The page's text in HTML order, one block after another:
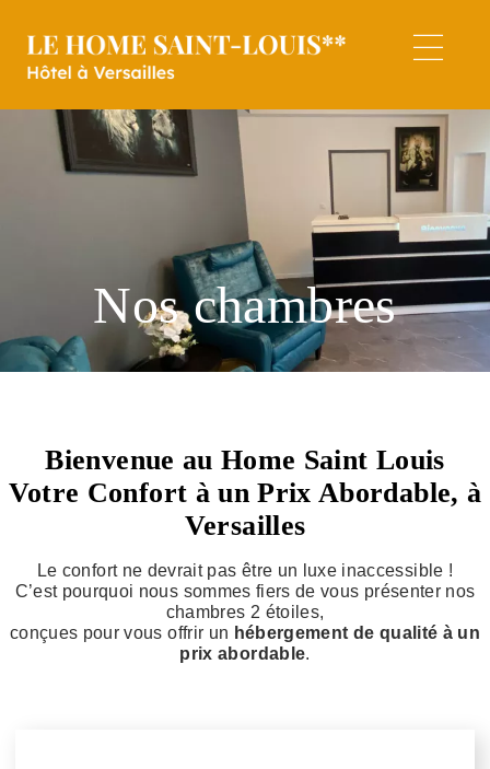
Nos chambres
Bienvenue au Home Saint Louis
Votre Confort à un Prix Abordable, à
Versailles
Le confort ne devrait pas être un luxe inaccessible !
C’est pourquoi nous sommes fiers de vous présenter nos
chambres 2 étoiles,
conçues pour vous offrir un hébergement de qualité à un
prix abordable.